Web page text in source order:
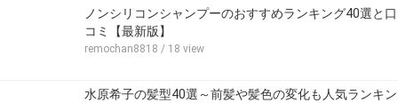
ノンシリコンシャンプーのおすすめランキング40選と口
コミ【最新版】
remochan8818 / 18 view
水原希子の髪型40選～前髪や髪色の変化も人気ランキン